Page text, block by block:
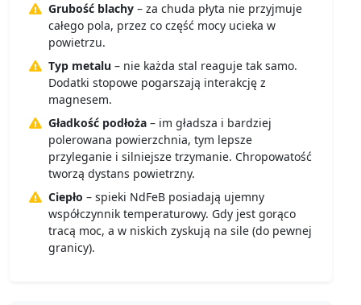
Grubość blachy – za chuda płyta nie przyjmuje
całego pola, przez co część mocy ucieka w
powietrzu.
Typ metalu – nie każda stal reaguje tak samo.
Dodatki stopowe pogarszają interakcję z
magnesem.
Gładkość podłoża – im gładsza i bardziej
polerowana powierzchnia, tym lepsze
przyleganie i silniejsze trzymanie. Chropowatość
tworzą dystans powietrzny.
Ciepło – spieki NdFeB posiadają ujemny
współczynnik temperaturowy. Gdy jest gorąco
tracą moc, a w niskich zyskują na sile (do pewnej
granicy).